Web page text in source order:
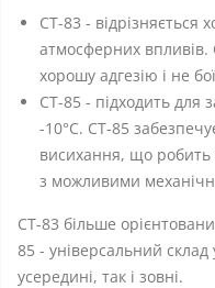
CT-83 - відрізняється
атмосферних впливів.
хорошу адгезію і не
CT-85 - підходить для
-10°C. CT-85
висихання, що робить
з можливими
CT-83 більше
85 - універсальний
усередині, так і зовні.